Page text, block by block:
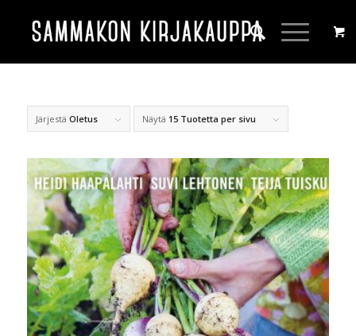
Järjestä Oletus Näytä 15 Tuotetta per sivu